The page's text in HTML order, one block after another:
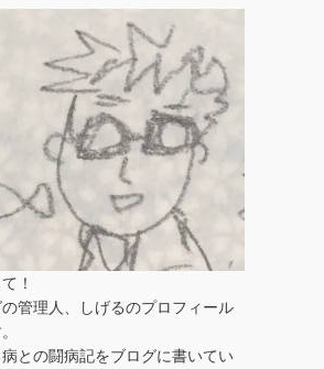
！
管理人、しげるのプロフィール
との闘病記をブログに書いてい